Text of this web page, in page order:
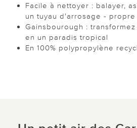
Facile à nettoyer : balayer,
un tuyau d'arrosage - propre
Gainsbourough :
en un paradis tropical
En 100% polypropylène